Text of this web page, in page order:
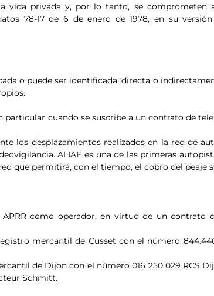
vida privada y, por lo tanto, se comprometen
78-17 de 6 de enero de 1978, en su
o puede ser identificada, directa o
cuando se suscribe a un contrato de
los desplazamientos realizados en la red de
ALIAE es una de las primeras
que permitirá, con el tiempo, el cobro del peaje
como operador, en virtud de un contrato
mercantil de Cusset con el número
de Dijon con el número 016 250 029 RCS
Schmitt.